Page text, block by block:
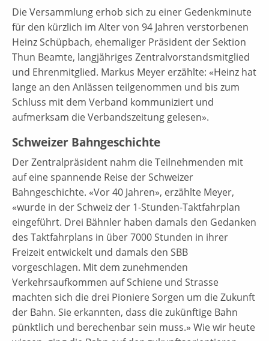
Die Versammlung erhob sich zu einer Gedenkminute
für den kürzlich im Alter von 94 Jahren verstorbenen
Heinz Schüpbach, ehemaliger Präsident der Sektion
Thun Beamte, langjähriges Zentralvorstandsmitglied
und Ehrenmitglied. Markus Meyer erzählte: «Heinz hat
lange an den Anlässen teilgenommen und bis zum
Schluss mit dem Verband kommuniziert und
aufmerksam die Verbandszeitung gelesen».
Schweizer Bahngeschichte
Der Zentralpräsident nahm die Teilnehmenden mit
auf eine spannende Reise der Schweizer
Bahngeschichte. «Vor 40 Jahren», erzählte Meyer,
«wurde in der Schweiz der 1-Stunden-Taktfahrplan
eingeführt. Drei Bähnler haben damals den Gedanken
des Taktfahrplans in über 7000 Stunden in ihrer
Freizeit entwickelt und damals den SBB
vorgeschlagen. Mit dem zunehmenden
Verkehrsaufkommen auf Schiene und Strasse
machten sich die drei Pioniere Sorgen um die Zukunft
der Bahn. Sie erkannten, dass die zukünftige Bahn
pünktlich und berechenbar sein muss.» Wie wir heute